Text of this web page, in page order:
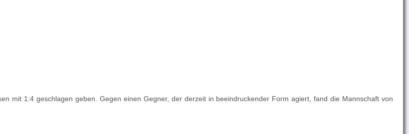
mit 1:4 geschlagen geben. Gegen einen Gegner, der derzeit in beeindruckender Form agiert, fand die Mannschaft von